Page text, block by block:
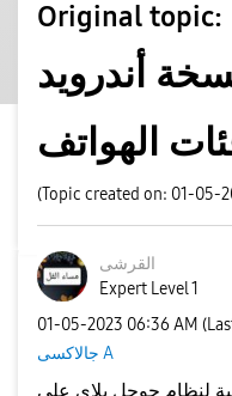
Original topic:
أندرويد
(Topic created on: 01-05-
القرشى
Expert Level 1
‎01-05-2023 06:36 AM
جالاكسى A
لنظام جوجل بلاى على